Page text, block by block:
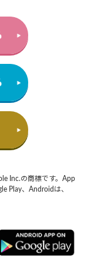
Inc.の商標です。App
Play、Androidは、